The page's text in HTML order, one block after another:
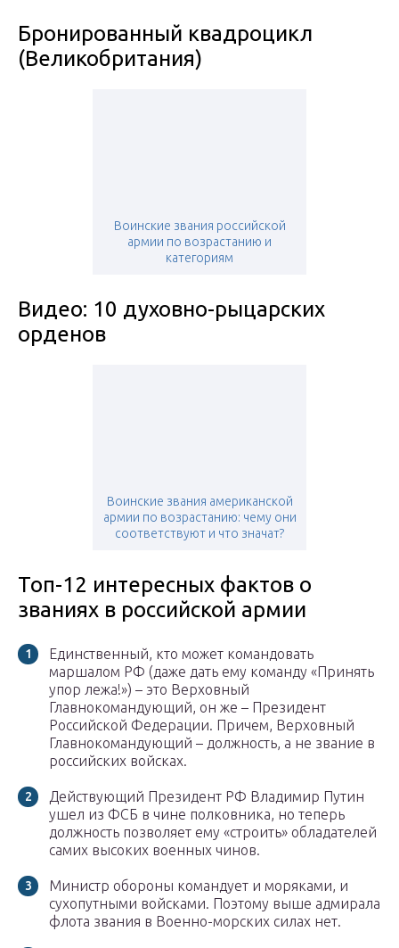
Бронированный квадроцикл
(Великобритания)
Воинские звания российской
армии по возрастанию и
категориям
Видео: 10 духовно-рыцарских
орденов
Воинские звания американской
армии по возрастанию: чему они
соответствуют и что значат?
Топ-12 интересных фактов о
званиях в российской армии
Единственный, кто может командовать
маршалом РФ (даже дать ему команду «Принять
упор лежа!») – это Верховный
Главнокомандующий, он же – Президент
Российской Федерации. Причем, Верховный
Главнокомандующий – должность, а не звание в
российских войсках.
Действующий Президент РФ Владимир Путин
ушел из ФСБ в чине полковника, но теперь
должность позволяет ему «строить» обладателей
самих высоких военных чинов.
Министр обороны командует и моряками, и
сухопутными войсками. Поэтому выше адмирала
флота звания в Военно-морских силах нет.